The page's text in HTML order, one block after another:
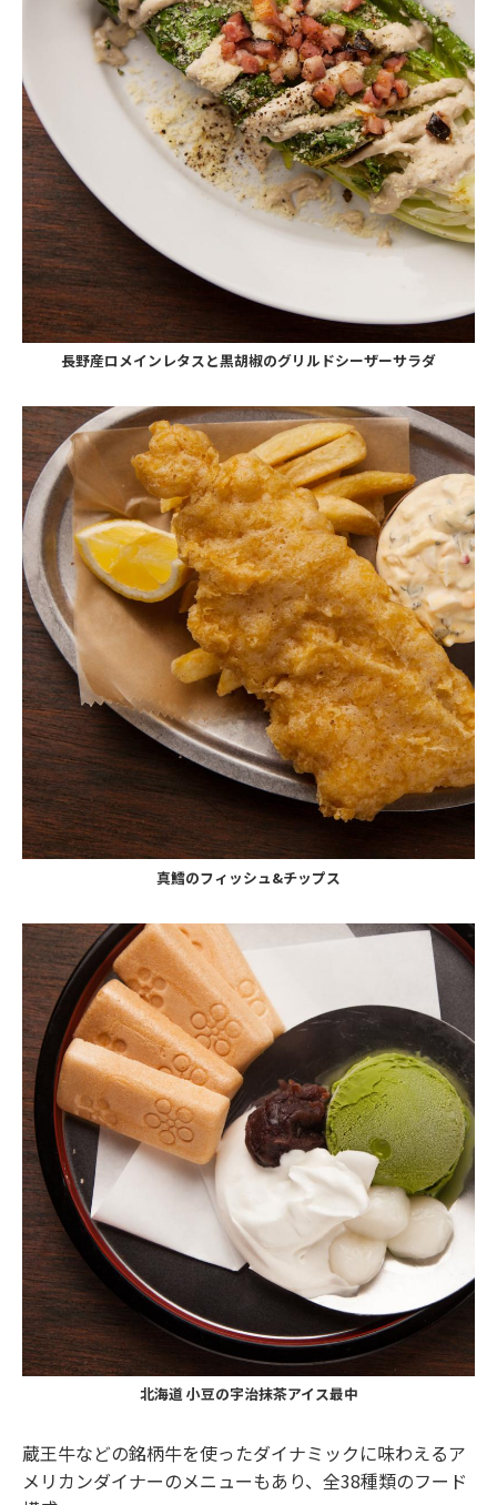
長野産ロメインレタスと黒胡椒のグリルドシーザーサラダ
真鱈のフィッシュ&チップス
北海道 小豆の宇治抹茶アイス最中
蔵王牛などの銘柄牛を使ったダイナミックに味わえるア
メリカンダイナーのメニューもあり、全38種類のフード